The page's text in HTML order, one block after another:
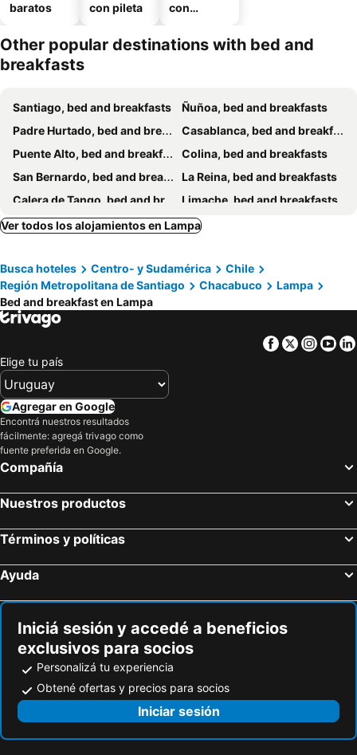
baratos
con pileta
con
miento
Other popular destinations with bed and
breakfasts
Santiago, bed and breakfasts
Ñuñoa, bed and breakfasts
Padre Hurtado, bed and breakfasts
Casablanca, bed and breakfasts
Puente Alto, bed and breakfasts
Colina, bed and breakfasts
San Bernardo, bed and breakfasts
La Reina, bed and breakfasts
Calera de Tango, bed and breakfasts
Limache, bed and breakfasts
Tiltil, bed and breakfasts
Talagante, bed and breakfasts
Ver todos los alojamientos en Lampa
Busca hoteles Centro- y Sudamérica
Chile
Región Metropolitana de Santiago
Chacabuco
Lampa
Bed and breakfast en Lampa
Facebook
Twitter
Elige tu país
Agregar en Google
Encontrá nuestros resultados
fácilmente: agregá trivago como
fuente preferida en Google.
Compañía
Nuestros productos
Términos y políticas
Ayuda
Iniciá sesión y accedé a beneficios
exclusivos para socios
Personalizá tu experiencia
Obtené ofertas y precios para socios
Iniciar sesión